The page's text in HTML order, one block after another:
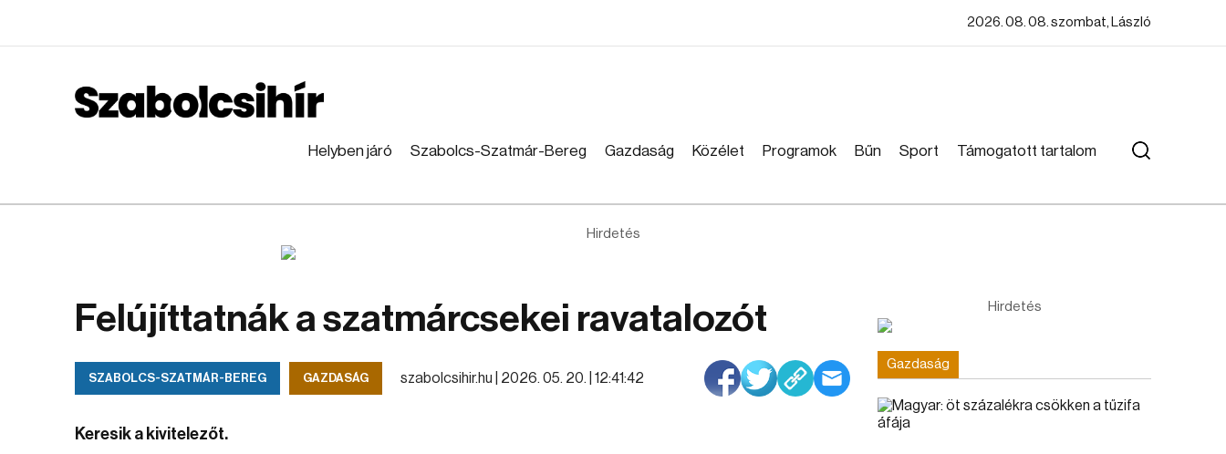
2026. 08. 08. szombat, László
Helyben járó Szabolcs-Szatmár-Bereg Gazdaság Közélet Programok Bűn Sport Támogatott tartalom
Hirdetés
Felújíttatnák a szatmárcsekei ravatalozót
SZABOLCS-SZATMÁR-BEREG GAZDASÁG szabolcsihir.hu | 2026. 05. 20. | 12:41:42
Keresik a kivitelezőt.
Hirdetés
Gazdaság